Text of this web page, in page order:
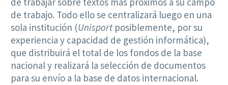
de trabajo. Todo ello se centralizará luego en una
sola institución (Unisportposiblemente, por su
experiencia y capacidad de gestión informática),
que distribuirá el total de los fondos de la base
nacional y realizará la selección de documentos
para su envío a la base de datos internacional.